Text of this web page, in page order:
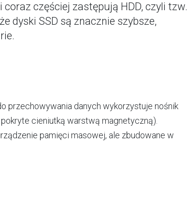
częściej zastępują HDD, czyli tzw.
dyski SSD są znacznie szybsze,
przechowywania danych wykorzystuje nośnik
cieniutką warstwą magnetyczną).
pamięci masowej, ale zbudowane w